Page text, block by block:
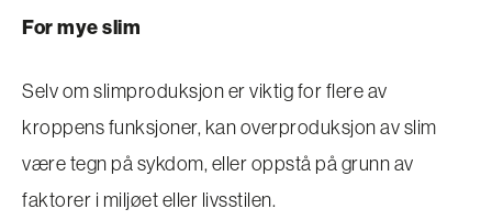
For mye slim
Selv om slimproduksjon er viktig for flere av
kroppens funksjoner, kan overproduksjon av slim
være tegn på sykdom, eller oppstå på grunn av
faktorer i miljøet eller livsstilen.